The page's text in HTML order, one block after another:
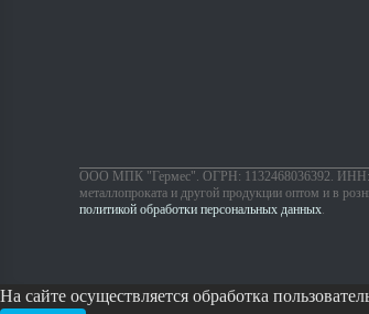
ООО МПК "Гермес". ОГРН: 1132468036392. ИНН:
металлопроката и другой продукции оптом и в
политикой обработки персональных данных.
На сайте осуществляется обработка